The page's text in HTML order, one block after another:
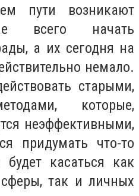
пути возникают
всего начать
а их сегодня на
немало.
старыми,
которые,
неэффективными,
придумать что-то
касаться как
так и личных